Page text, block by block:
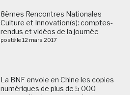
8èmes Rencontres Nationales
Culture et Innovation(s): comptes-
rendus et vidéos de la journée
posté le 12 mars 2017
La BNF envoie en Chine les copies
numériques de plus de 5 000